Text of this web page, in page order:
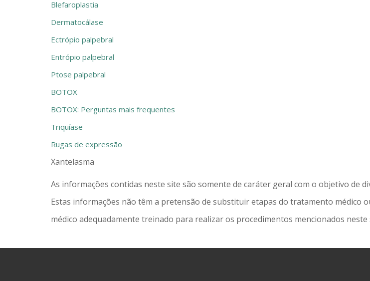
Blefaroplastia
Dermatocálase
Ectrópio palpebral
Entrópio palpebral
Ptose palpebral
BOTOX
BOTOX: Perguntas mais frequentes
Triquíase
Rugas de expressão
Xantelasma
As informações contidas neste site são somente de caráter geral com o objetivo de
Estas informações não têm a pretensão de substituir etapas do tratamento médico
médico adequadamente treinado para realizar os procedimentos mencionados